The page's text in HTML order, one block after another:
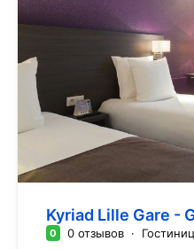
Kyriad Lille Gare -
0 0 отзывов ·